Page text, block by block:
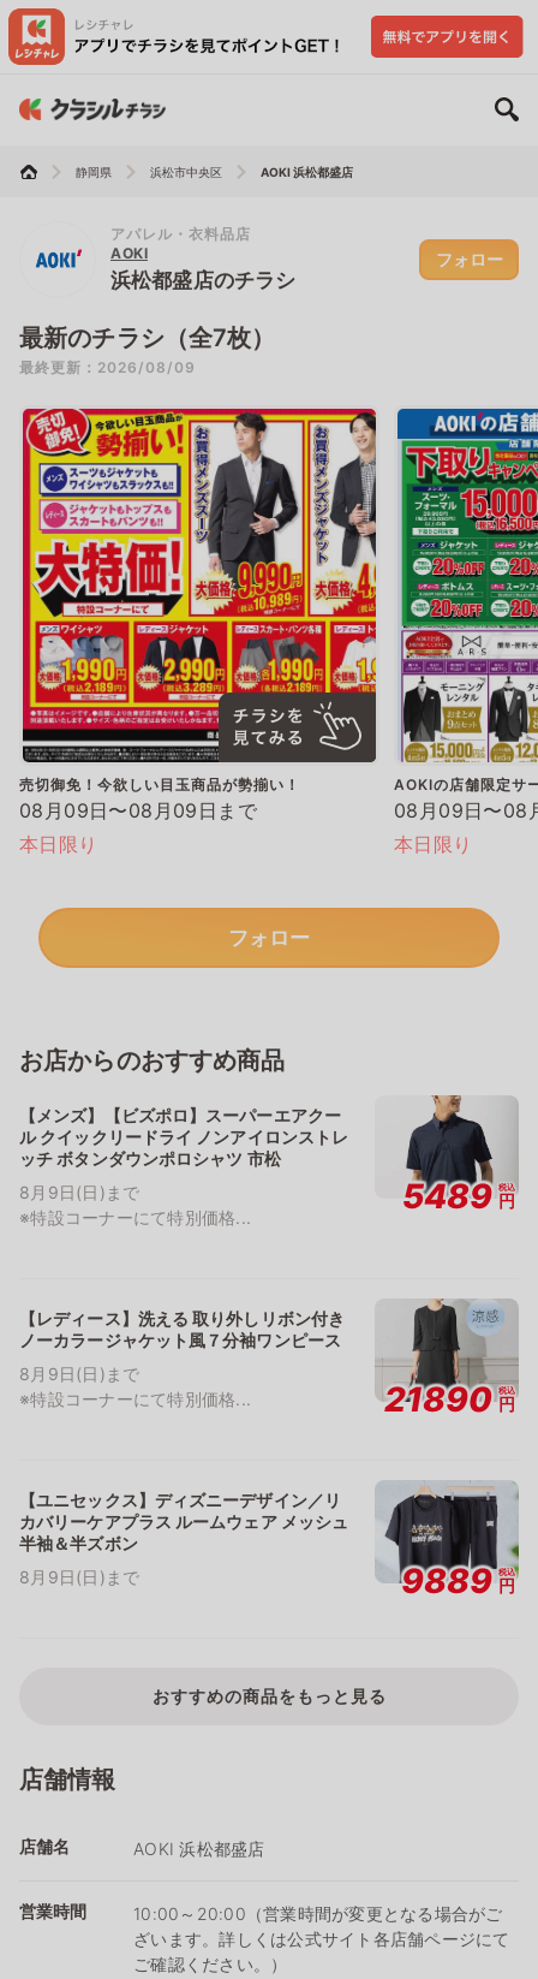
静岡県 浜松市中央区 AOKI 浜松都盛店
アパレル・衣料品店
AOKI
浜松都盛店のチラシ
フォロー
最新のチラシ（全7枚）
最終更新：2026/08/09
売切御免！今欲しい目玉商品が勢揃い！
08月09日〜08月09日まで
本日限り
AOKIの店舗限定サ
08月09日〜08
本日限り
フォロー
お店からのおすすめ商品
【メンズ】【ビズポロ】スーパーエアクー
ル クイックリードライ ノンアイロンストレ
ッチ ボタンダウンポロシャツ 市松
8月9日(日)まで
※特設コーナーにて特別価格...
5489 税込
円
【レディース】洗える 取り外しリボン付き
ノーカラージャケット風７分袖ワンピース
8月9日(日)まで
※特設コーナーにて特別価格...
21890 税込
円
【ユニセックス】ディズニーデザイン／リ
カバリーケアプラス ルームウェア メッシュ
半袖＆半ズボン
8月9日(日)まで
9889 税込
円
おすすめの商品をもっと見る
店舗情報
店舗名 AOKI 浜松都盛店
営業時間
10:00～20:00（営業時間が変更となる場合がご
ざいます。詳しくは公式サイト各店舗ページにて
ご確認ください。）